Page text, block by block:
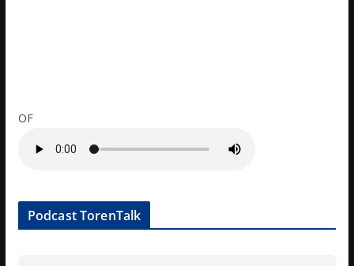
OF
Podcast TorenTalk